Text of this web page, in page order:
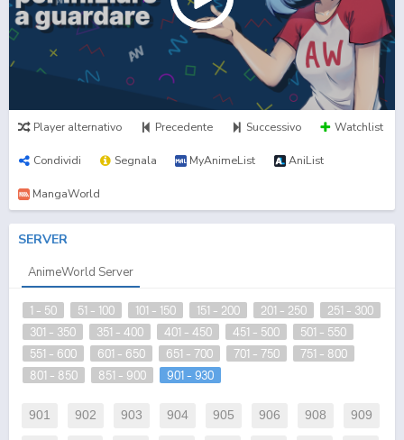
Player alternativo Precedente Successivo Watchlist
Condividi Segnala MyAnimeList AniList
MangaWorld
SERVER
AnimeWorld Server
1 - 50 51 - 100 101 - 150 151 - 200 201 - 250
251 - 300
301 - 350
351 - 400 401 - 450 451 - 500
501 - 550
551 - 600
601 - 650 651 - 700 701 - 750
751 - 800
801 - 850
851 - 900 901 - 930
901 902 903 904 905 906 908 909